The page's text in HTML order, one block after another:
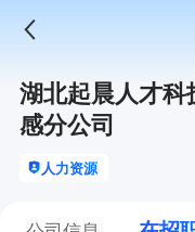
湖北起晨人才
感分公司
人力资源